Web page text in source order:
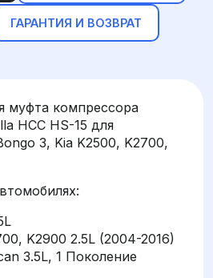
ГАРАНТИЯ И ВОЗВРАТ
муфта компрессора
HCC HS-15 для
3, Kia K2500, K2700,
K2900 2.5L (2004-2016)
3.5L, 1 Поколение